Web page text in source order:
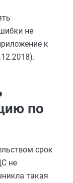
не
к
по
срок
не
такая